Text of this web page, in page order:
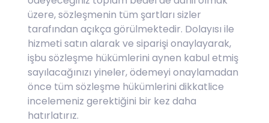
üzere, sözleşmenin tüm şartları sizler
tarafından açıkça görülmektedir. Dolayısı ile
hizmeti satın alarak ve siparişi onaylayarak,
işbu sözleşme hükümlerini aynen kabul etmiş
sayılacağınızı yineler, ödemeyi onaylamadan
önce tüm sözleşme hükümlerini dikkatlice
incelemeniz gerektiğini bir kez daha
hatırlatırız.